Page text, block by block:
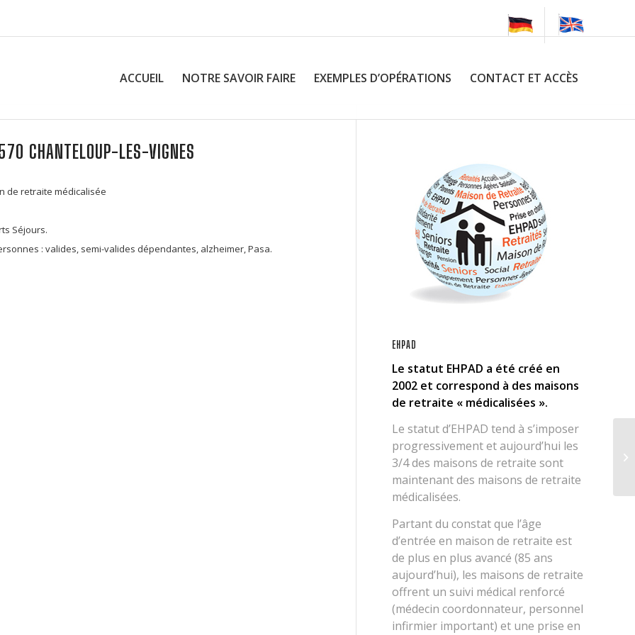
ACCUEIL NOTRE SAVOIR FAIRE EXEMPLES D’OPÉRATIONS CONTACT ET ACCÈS
CHANTELOUP-LES-VIGNES
de retraite médicalisée
Séjours.
: valides, semi-valides dépendantes, alzheimer, Pasa.
EHPAD
Le statut EHPAD a été créé en
2002 et correspond à des maisons
de retraite « médicalisées ».
Le statut d’EHPAD tend à s’imposer
progressivement et aujourd’hui les
3/4 des maisons de retraite sont
maintenant des maisons de retraite
médicalisées.
Partant du constat que l’âge
d’entrée en maison de retraite est
de plus en plus avancé (85 ans
aujourd’hui), les maisons de retraite
offrent un suivi médical renforcé
(médecin coordonnateur, personnel
infirmier important) et une prise en